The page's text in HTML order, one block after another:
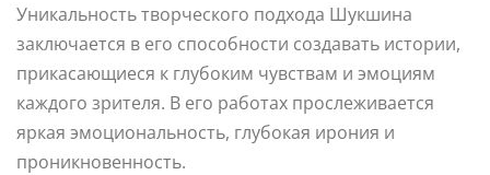
Уникальность творческого подхода Шукшина
заключается в его способности создавать истории,
прикасающиеся к глубоким чувствам и эмоциям
каждого зрителя. В его работах прослеживается
яркая эмоциональность, глубокая ирония и
проникновенность.